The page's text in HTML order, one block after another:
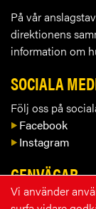
På vår
direktionens
information om
SOCIALA
Följ oss på
Facebook
Instagram
GENVÄGAR
Kontakta oss
Vi använder